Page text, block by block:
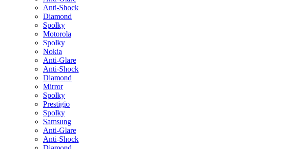
Anti-Shock
Diamond
Spolky
Motorola
Spolky
Nokia
Anti-Glare
Anti-Shock
Diamond
Mirror
Spolky
Prestigio
Spolky
Samsung
Anti-Glare
Anti-Shock